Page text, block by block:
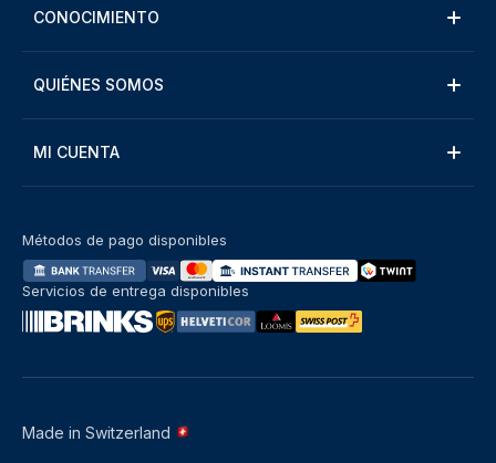
CONOCIMIENTO
QUIÉNES SOMOS
MI CUENTA
Made in Switzerland
Métodos de pago disponibles
Servicios de entrega disponibles